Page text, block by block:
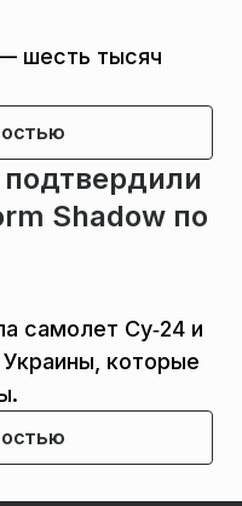
шесть тысяч
Shadow по
самолет Су‑24 и
которые